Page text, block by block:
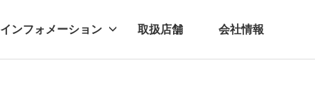
インフォメーション 取扱店舗 会社情報